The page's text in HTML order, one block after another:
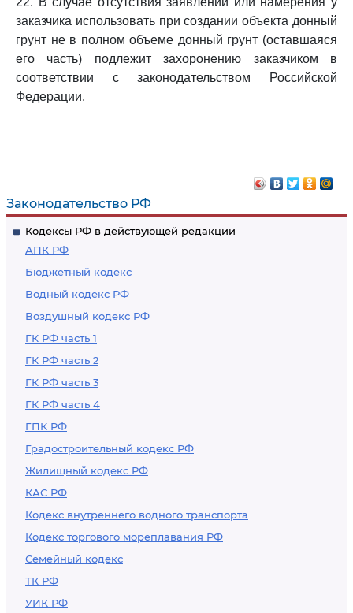
Законодательство РФ
Кодексы РФ в действующей редакции
АПК РФ
Бюджетный кодекс
Водный кодекс РФ
Воздушный кодекс РФ
ГК РФ часть 1
ГК РФ часть 2
ГК РФ часть 3
ГК РФ часть 4
ГПК РФ
Градостроительный кодекс РФ
Жилищный кодекс РФ
КАС РФ
Кодекс внутреннего водного транспорта
Кодекс торгового мореплавания РФ
Семейный кодекс
ТК РФ
УИК РФ
заказчика использовать при создании объекта донный
грунт не в полном объеме донный грунт (оставшаяся
его часть) подлежит захоронению заказчиком в
соответствии с законодательством Российской
Федерации.